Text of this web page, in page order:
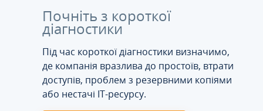
Почніть з короткої
діагностики
Під час короткої діагностики визначимо,
де компанія вразлива до простоїв, втрати
доступів, проблем з резервними копіями
або нестачі IT-ресурсу.